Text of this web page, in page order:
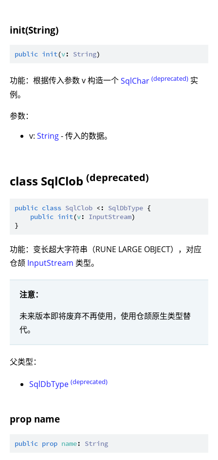
init(String)
public init(v: String
功能：根据传入参数 v 构造一个SqlChar (deprecated) 实
例。
参数：
v: String- 传入的数据。
class SqlClob (deprecated)
public class SqlClob <: SqlDbType {
public init(v: InputStream)
功能：变长超大字符串（RUNE LARGE OBJECT），对应
仓颉 InputStream 类型。
注意：
未来版本即将废弃不再使用，使用仓颉原生类型替
代。
父类型：
SqlDbType (deprecated)
prop name
public prop name: String